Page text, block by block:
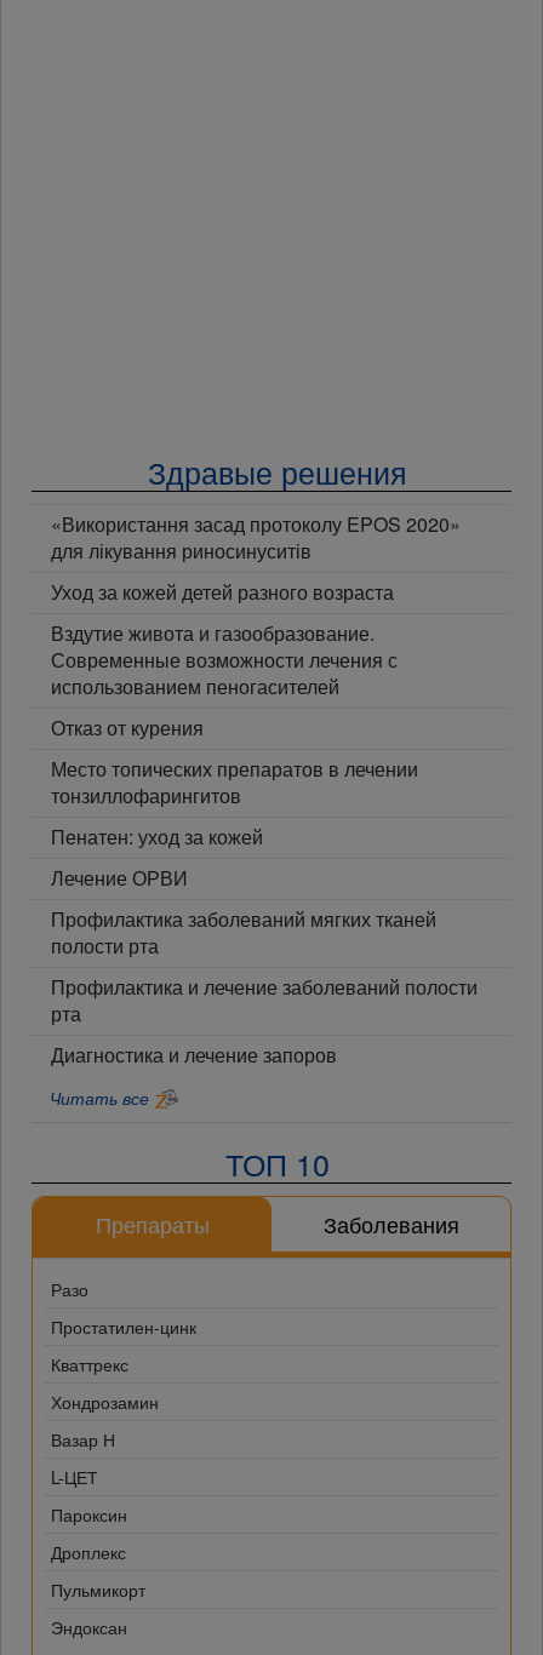
Здравые решения
«Використання засад протоколу EPOS 2020»
для лікування риносинуситів
Уход за кожей детей разного возраста
Вздутие живота и газообразование.
Современные возможности лечения с
использованием пеногасителей
Отказ от курения
Место топических препаратов в лечении
тонзиллофарингитов
Пенатен: уход за кожей
Лечение ОРВИ
Профилактика заболеваний мягких тканей
полости рта
Профилактика и лечение заболеваний полости
рта
Диагностика и лечение запоров
Читать все
ТОП 10
Препараты Заболевания
Разо
Простатилен-цинк
Кваттрекс
Хондрозамин
Вазар Н
L-ЦЕТ
Пароксин
Дроплекс
Пульмикорт
Эндоксан